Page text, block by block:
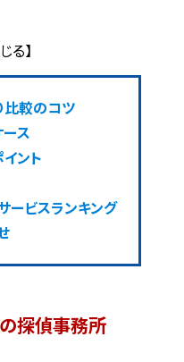
較のコツ
ス
ント
ービスランキング
探偵事務所